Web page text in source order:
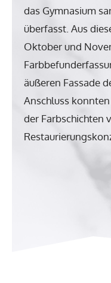
das Gymnasium
überfasst. Aus
Oktober und
äußeren Fassade
Anschluss
der Farbschichten